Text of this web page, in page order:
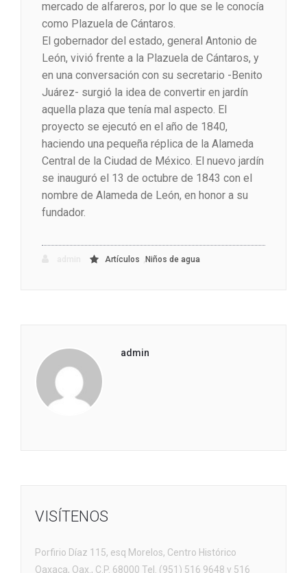
mercado de alfareros, por lo que se le conocía
como Plazuela de Cántaros.
El gobernador del estado, general Antonio de
León, vivió frente a la Plazuela de Cántaros, y
en una conversación con su secretario -Benito
Juárez- surgió la idea de convertir en jardín
aquella plaza que tenía mal aspecto. El
proyecto se ejecutó en el año de 1840,
haciendo una pequeña réplica de la Alameda
Central de la Ciudad de México. El nuevo jardín
se inauguró el 13 de octubre de 1843 con el
nombre de Alameda de León, en honor a su
fundador.
Artículos Niños de agua
admin
VISÍTENOS
Porfirio Díaz 115, esq Morelos, Centro Histórico
Oaxaca, Oax., C.P. 68000 Tel. (951) 516 9648 y 516